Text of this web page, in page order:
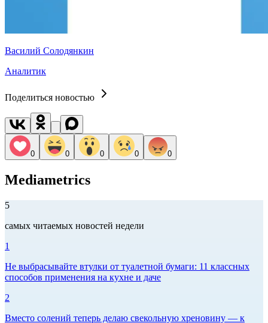
Василий Солодянкин
Аналитик
Поделиться новостью
0 0 0 0 0
Mediametrics
5
самых читаемых новостей недели
1
Не выбрасывайте втулки от туалетной бумаги: 11 классных
способов применения на кухне и даче
2
Вместо солений теперь делаю свекольную хреновину — к